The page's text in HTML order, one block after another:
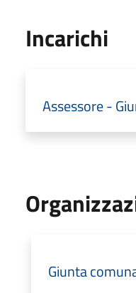
Incarichi
Assessore -
Giunta